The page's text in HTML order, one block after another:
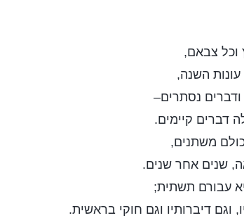
וכל צבאם,
השנה,
נסתרים–
דברים קיימים.
משתנים,
שנים אחר שנים.
עבורם תשתית;
וגם דיברותיו וגם חוקי בראשית.